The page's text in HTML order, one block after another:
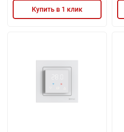
Купить в 1 клик